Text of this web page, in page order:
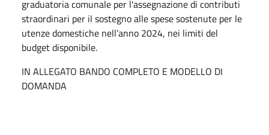
graduatoria comunale per l'assegnazione di contributi
straordinari per il sostegno alle spese sostenute per le
utenze domestiche nell’anno 2024, nei limiti del
budget disponibile.
IN ALLEGATO BANDO COMPLETO E MODELLO DI
DOMANDA